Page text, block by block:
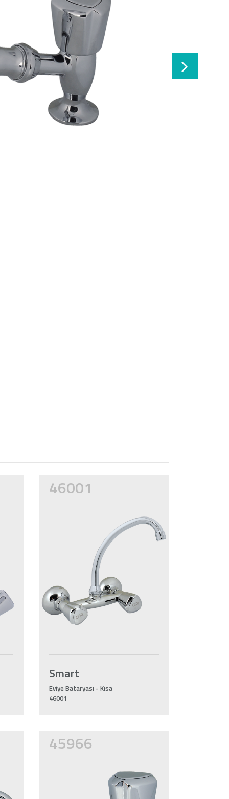
46001
Smart
Eviye Bataryası - Kısa
46001
45966